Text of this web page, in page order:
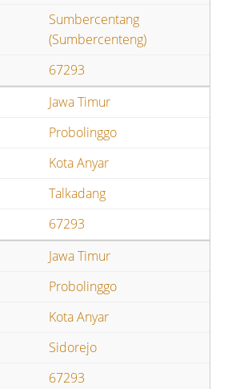
Sumbercentang
(Sumbercenteng)
67293
Jawa Timur
Probolinggo
Kota Anyar
Talkadang
67293
Jawa Timur
Probolinggo
Kota Anyar
Sidorejo
67293